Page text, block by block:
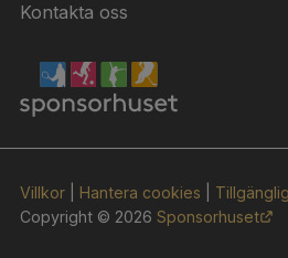
Kontakta oss
Villkor Hantera cookies
Copyright © 2026Sponsorhuset